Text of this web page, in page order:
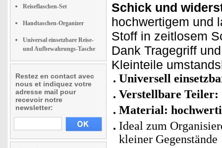
Reiseflaschen-Set
Handtaschen-Organizer
Universal einsetzbare Reise-
und Aufbewahrungs-Tasche
Restez en contact avec
nous et indiquez votre
adresse mail pour
recevoir notre
newsletter:
Schick und
hochwertigem und
Stoff in zeitlosem
Dank Tragegriff
Kleinteile
Universell
Verstellbare Teiler:
Material:
Ideal zum
kleiner Gegenstände